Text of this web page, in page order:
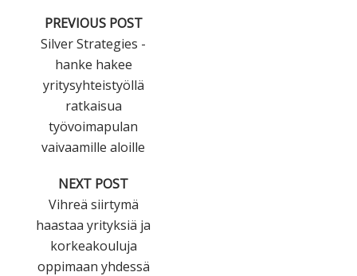
PREVIOUS POST
Silver Strategies -
hanke hakee
yritysyhteistyöllä
ratkaisua
työvoimapulan
vaivaamille aloille
NEXT POST
Vihreä siirtymä
haastaa yrityksiä ja
korkeakouluja
oppimaan yhdessä